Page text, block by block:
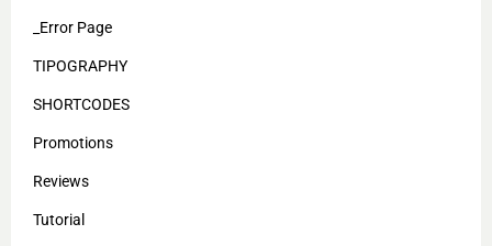
_Error Page
TIPOGRAPHY
SHORTCODES
Promotions
Reviews
Tutorial